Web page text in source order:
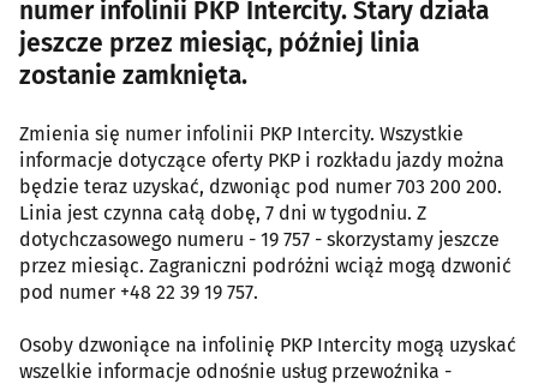
numer infolinii PKP Intercity. Stary działa
jeszcze przez miesiąc, później linia
zostanie zamknięta.
Zmienia się numer infolinii PKP Intercity. Wszystkie
informacje dotyczące oferty PKP i rozkładu jazdy można
będzie teraz uzyskać, dzwoniąc pod numer 703 200 200.
Linia jest czynna całą dobę, 7 dni w tygodniu. Z
dotychczasowego numeru - 19 757 - skorzystamy jeszcze
przez miesiąc. Zagraniczni podróżni wciąż mogą dzwonić
pod numer +48 22 39 19 757.
Osoby dzwoniące na infolinię PKP Intercity mogą uzyskać
wszelkie informacje odnośnie usług przewoźnika -